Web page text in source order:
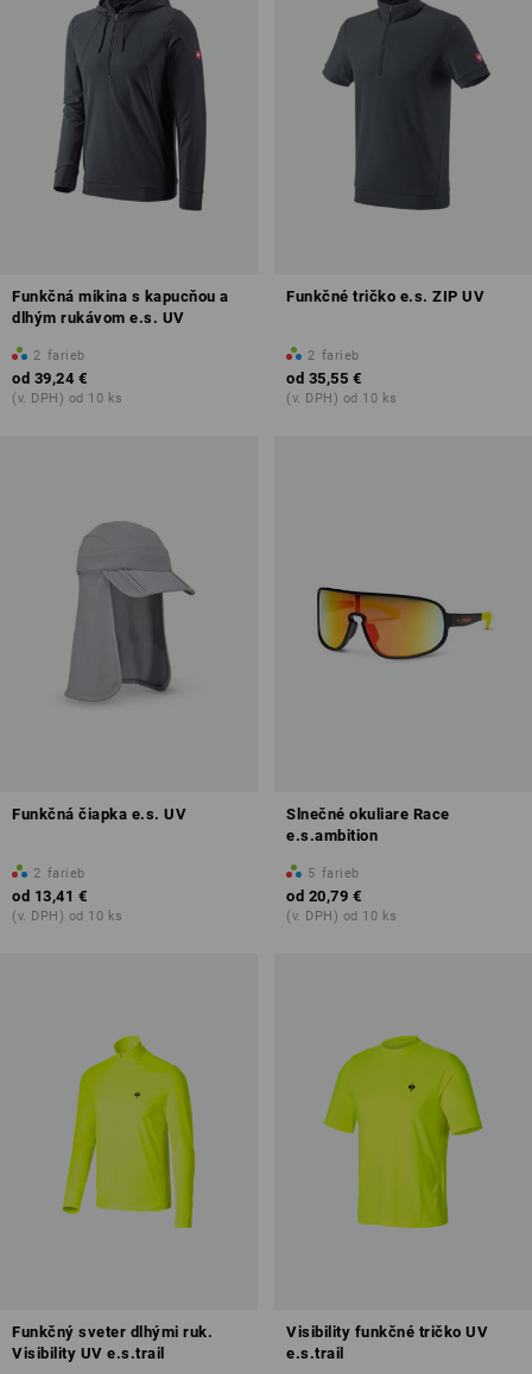
Funkčná mikina s kapucňou a
dlhým rukávom e.s. UV
2 farieb
od 39,24 €
(v. DPH) od 10 ks
Funkčné tričko e.s. ZIP UV
2 farieb
od 35,55 €
(v. DPH) od 10 ks
Funkčná čiapka e.s. UV
2 farieb
od 13,41 €
(v. DPH) od 10 ks
Slnečné okuliare Race
e.s.ambition
5 farieb
od 20,79 €
(v. DPH) od 10 ks
Funkčný sveter dlhými ruk.
Visibility UV e.s.trail
Visibility funkčné tričko UV
e.s.trail